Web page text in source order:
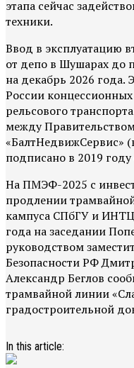
этапа сейчас
техники.
Ввод в эксплуатацию
от депо в Шушарах до
на декабрь 2026 года.
России
рельсового
между
«БалтНедвижСервис»
подписано в 2019
На ПМЭФ-2025 с
продлении
кампуса СПбГУ и ИНТЦ
года на заседании
руководством
Безопасности РФ
Александр Беглов
трамвайной линии
градостроительной
In this article: